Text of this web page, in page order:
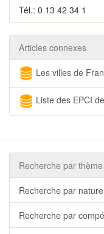
Tél.: 0 13 42 34 1
Articles connexes
Les villes de
Liste des EPCI
Recherche par thème
Recherche par
Recherche par